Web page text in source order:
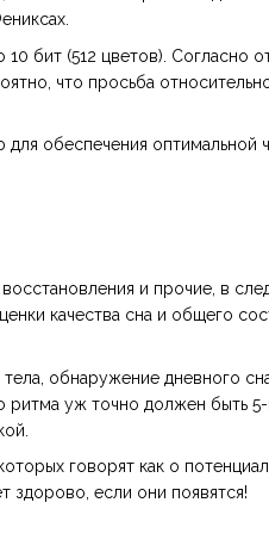
бит (512 цветов). Согласно
что просьба
обеспечения оптимальной
восстановления и прочие, в
качества сна и общего
обнаружение дневного
ритма уж точно должен быть
говорят как о
здорово, если они появятся!